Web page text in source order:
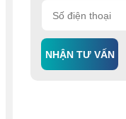
NHẬN TƯ VẤN